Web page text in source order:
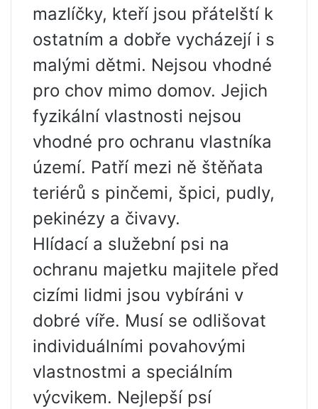
mazlíčky, kteří jsou přátelští k
ostatním a dobře vycházejí i s
malými dětmi. Nejsou vhodné
pro chov mimo domov. Jejich
fyzikální vlastnosti nejsou
vhodné pro ochranu vlastníka
území. Patří mezi ně štěňata
teriérů s pinčemi, špici, pudly,
pekinézy a čivavy.
Hlídací a služební psi na
ochranu majetku majitele před
cizími lidmi jsou vybíráni v
dobré víře. Musí se odlišovat
individuálními povahovými
vlastnostmi a speciálním
výcvikem. Nejlepší psí